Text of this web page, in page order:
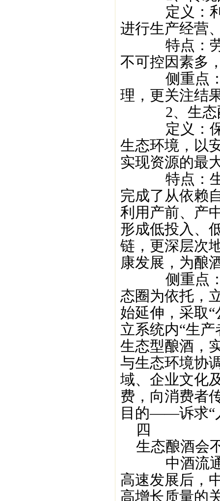
定义：利用
进行生产经营
特点：劳动
不可控因素多
侧重点：生
理，更关注结
2、生态
定义：保护
生态环境，以
实现资源的最
特点：生态
完成了从依赖
利用产前、产
形成低投入、
链，更深层次
康发展，为酿
侧重点：在
态圈为依托，
始延伸，采取
立系统内“生
生态型酿酒，
与生态环境协
域、企业文化
费，向消费者
目的——诉求“
四
生态酿酒会
中酒流通协
高速发展后，
高增长质量的